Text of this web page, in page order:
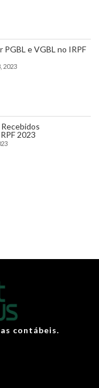
PGBL e VGBL no IRPF
2023
2023
contábeis.